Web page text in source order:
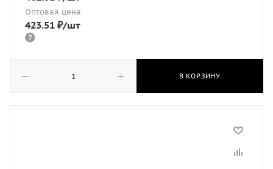
Оптовая цена
423.51 ₽/шт
В КОРЗИНУ